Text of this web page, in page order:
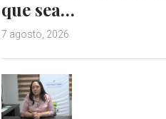
que sea…
7 agosto, 2026